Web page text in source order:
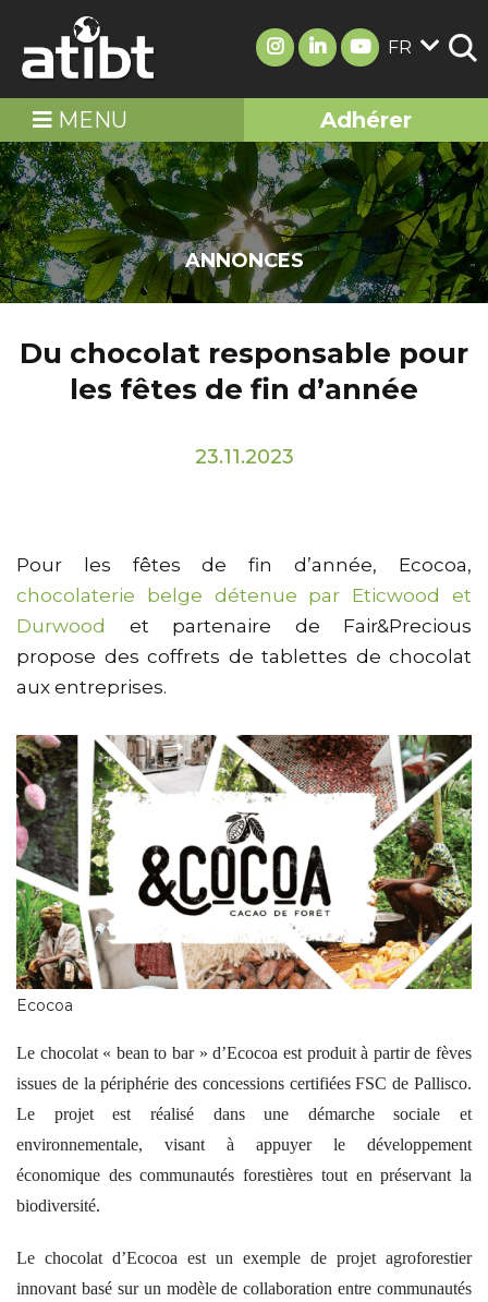
FR
MENU Adhérer
ANNONCES
Du chocolat responsable pour
les fêtes de fin d’année
23.11.2023
Pour les fêtes de fin d’année, Ecocoa,
chocolaterie belge détenue par Eticwood et
Durwood
et partenaire de Fair&Precious
propose des coffrets de tablettes de chocolat
aux entreprises.
Ecocoa
Le chocolat « bean to bar » d’Ecocoa est produit à partir de fèves
issues de la périphérie des concessions certifiées FSC de Pallisco.
Le projet est réalisé dans une démarche sociale et
environnementale, visant à appuyer le développement
économique des communautés forestières tout en préservant la
biodiversité.
Le chocolat d’Ecocoa est un exemple de projet agroforestier
innovant basé sur un modèle de collaboration entre communautés